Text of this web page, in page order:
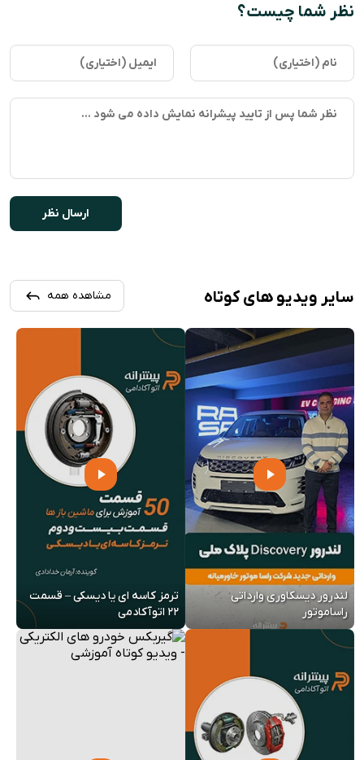
نظر شما چیست؟
سایر ویدیو های کوتاه مشاهده همه
لندرور دیسکاوری وارداتی
راساموتور
ترمز کاسه ای یا دیسکی – قسمت
22 اتوآکادمی